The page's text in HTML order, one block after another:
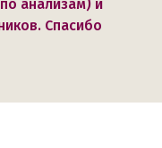
анализам) и
Спасибо